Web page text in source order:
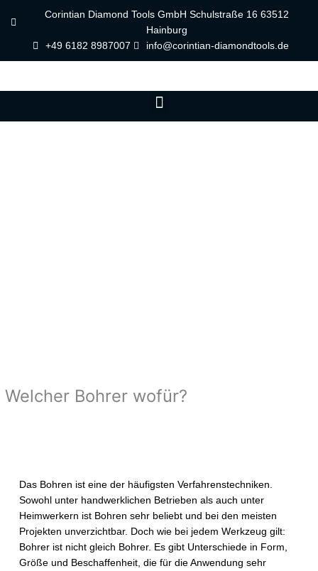
Inhalt
Corintian Diamond Tools GmbH Schulstraße 16 63512
Hainburg
+49 6182 8987007
info@corintian-diamondtools.de
Menu
Welcher Bohrer wofür?
Das Bohren ist eine der häufigsten Verfahrenstechniken.
Sowohl unter handwerklichen Betrieben als auch unter
Heimwerkern ist Bohren sehr beliebt und bei den meisten
Projekten unverzichtbar. Doch wie bei jedem Werkzeug gilt:
Bohrer ist nicht gleich Bohrer. Es gibt Unterschiede in Form,
Größe und Beschaffenheit, die für die Anwendung sehr